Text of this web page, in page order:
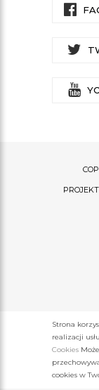
Strona
realizacji
Cookies
cookies w